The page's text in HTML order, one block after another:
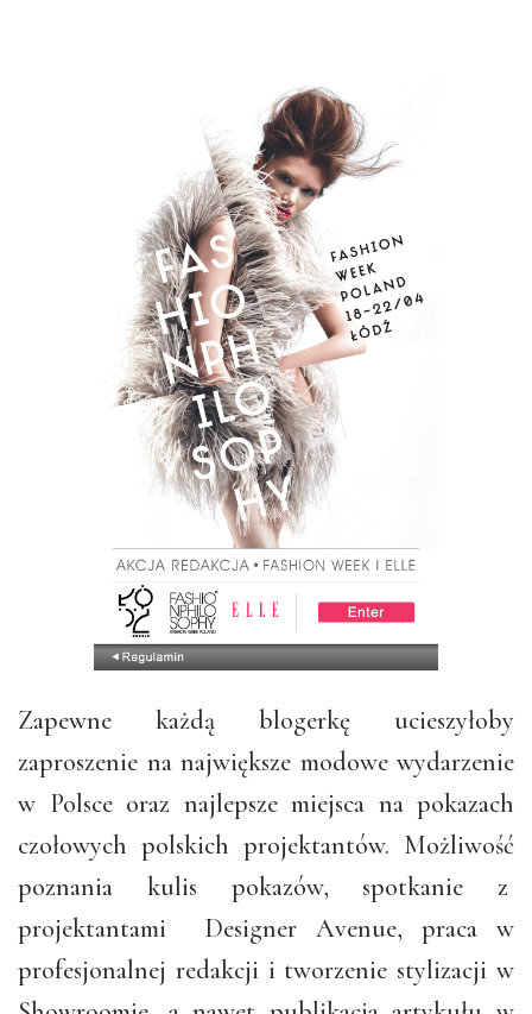
Zapewne każdą blogerkę ucieszyłoby
zaproszenie na największe modowe wydarzenie
w Polsce oraz najlepsze miejsca na pokazach
czołowych polskich projektantów. Możliwość
poznania kulis pokazów, spotkanie z
projektantami Designer Avenue, praca w
profesjonalnej redakcji i tworzenie stylizacji w